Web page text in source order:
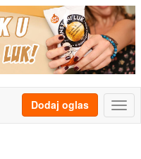
Dodaj oglas